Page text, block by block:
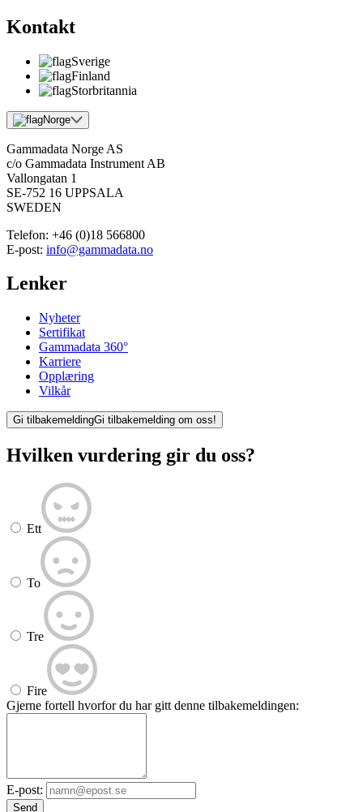
Kontakt
Sverige
Finland
Storbritannia
Norge
Gammadata Norge AS
c/o Gammadata Instrument AB
Vallongatan 1
SE-752 16 UPPSALA
SWEDEN
Telefon: +46 (0)18 566800
E-post: info@gammadata.no
Lenker
Nyheter
Sertifikat
Gammadata 360°
Karriere
Opplæring
Vilkår
Gi tilbakemeldingGi tilbakemelding om oss!
Hvilken vurdering gir du oss?
Ett
To
Tre
Fire
Gjerne fortell hvorfor du har gitt denne tilbakemeldingen:
E-post:
Send